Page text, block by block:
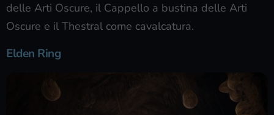
delle Arti Oscure, il Cappello a bustina delle Arti
Oscure e il Thestral come cavalcatura.
Elden Ring